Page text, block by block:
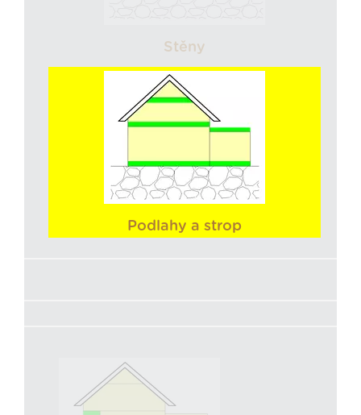
Stěny
Podlahy a strop